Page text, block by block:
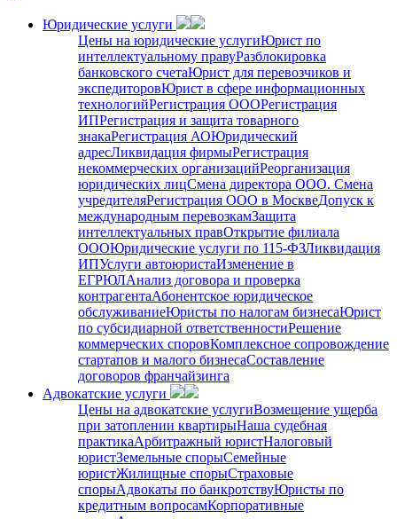
Юридические услуги
Цены на юридические услугиЮрист по
интеллектуальному правуРазблокировка
банковского счетаЮрист для перевозчиков и
экспедиторовЮрист в сфере информационных
технологийРегистрация ОООРегистрация
ИПРегистрация и защита товарного
знакаРегистрация АОЮридический
адресЛиквидация фирмыРегистрация
некоммерческих организацийРеорганизация
юридических лицСмена директора ООО. Смена
учредителяРегистрация ООО в МосквеДопуск к
международным перевозкамЗащита
интеллектуальных правОткрытие филиала
ОООЮридические услуги по 115-ФЗЛиквидация
ИПУслуги автоюристаИзменение в
ЕГРЮЛАнализ договора и проверка
контрагентаАбонентское юридическое
обслуживаниеЮристы по налогам бизнесаЮрист
по субсидиарной ответственностиРешение
коммерческих споровКомплексное сопровождение
стартапов и малого бизнесаСоставление
договоров франчайзинга
Адвокатские услуги
Цены на адвокатские услугиВозмещение ущерба
при затоплении квартирыНаша судебная
практикаАрбитражный юристНалоговый
юристЗемельные спорыСемейные
юристЖилищные спорыСтраховые
спорыАдвокаты по банкротствуЮристы по
кредитным вопросамКорпоративные